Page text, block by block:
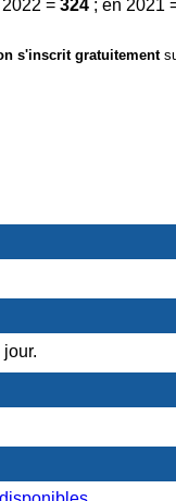
2022 = 324 ; en 2021
s'inscrit gratuitement